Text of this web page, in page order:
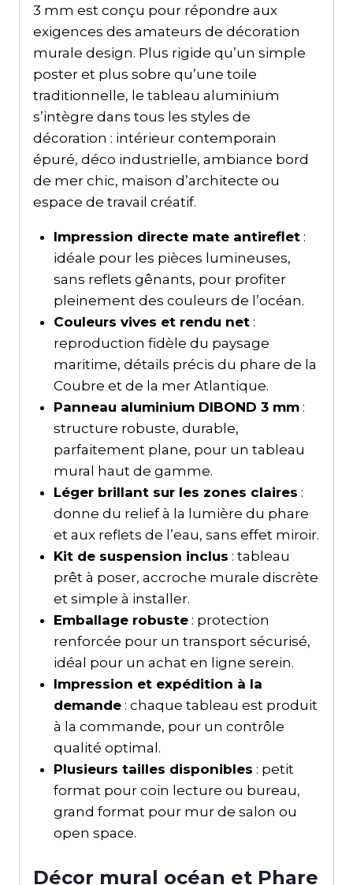
3 mm est conçu pour répondre aux
exigences des amateurs de décoration
murale design. Plus rigide qu’un simple
poster et plus sobre qu’une toile
traditionnelle, le tableau aluminium
s’intègre dans tous les styles de
décoration : intérieur contemporain
épuré, déco industrielle, ambiance bord
de mer chic, maison d’architecte ou
espace de travail créatif.
Impression directe mate antireflet:
idéale pour les pièces lumineuses,
sans reflets gênants, pour profiter
pleinement des couleurs de l’océan.
Couleurs vives et rendu net:
reproduction fidèle du paysage
maritime, détails précis du phare de la
Coubre et de la mer Atlantique.
Panneau aluminium DIBOND 3 mm:
structure robuste, durable,
parfaitement plane, pour un tableau
mural haut de gamme.
Léger brillant sur les zones claires :
donne du relief à la lumière du phare
et aux reflets de l’eau, sans effet miroir.
Kit de suspension inclus : tableau
prêt à poser, accroche murale discrète
et simple à installer.
Emballage robuste: protection
renforcée pour un transport sécurisé,
idéal pour un achat en ligne serein.
Impression et expédition à la
demande: chaque tableau est produit
à la commande, pour un contrôle
qualité optimal.
Plusieurs tailles disponibles : petit
format pour coin lecture ou bureau,
grand format pour mur de salon ou
open space.
Décor mural océan et Phare